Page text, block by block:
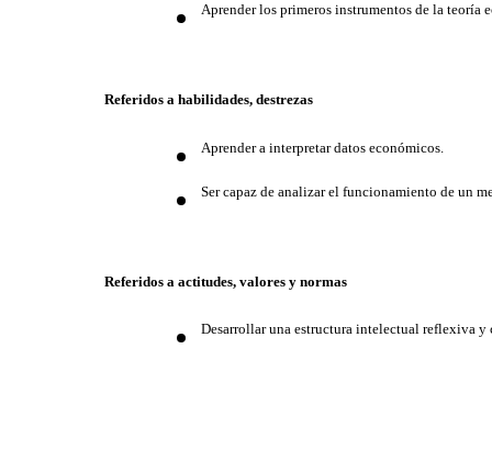
Aprender los primeros instrumentos de la
Referidos a habilidades, destrezas
Aprender a interpretar datos económicos.
Ser capaz de analizar el funcionamiento de un
Referidos a actitudes, valores y normas
Desarrollar una estructura intelectual reflexiva